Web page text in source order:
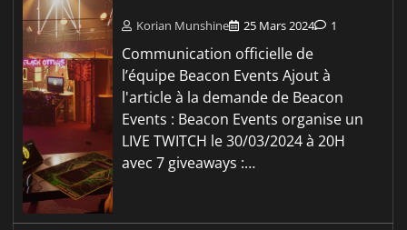
Korian Munshine 25 Mars 2024 1
Communication officielle de
l’équipe Beacon Events Ajout à
l'article à la demande de Beacon
Events : Beacon Events organise un
LIVE TWITCH le 30/03/2024 à 20H
avec 7 giveaways :…